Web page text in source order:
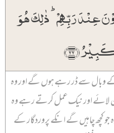
عِنۡدَ رَبِّہِمۡ ؕ ذٰلِکَ ہُوَ
﴿۲۲﴾
وبال سے ڈر رہے ہوں گے اور وہ
لائے اور نیک عمل کرتے رہے وہ
چاہیں گے انکے پروردگار کے